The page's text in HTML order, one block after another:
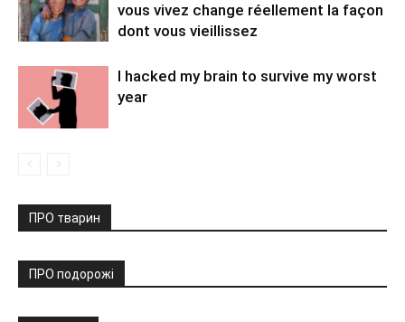
vous vivez change réellement la façon
dont vous vieillissez
I hacked my brain to survive my worst
year
ПРО тварин
ПРО подорожі